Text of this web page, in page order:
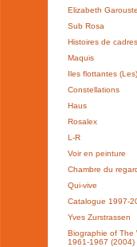
Elizabeth
Sub Rosa
Histoires de cadres
Maquis
Iles flottantes (Les)
Constellations
Haus
Rosalex
L-R
Voir en peinture
Chambre du
Qui-vive
Catalogue 1997-
Yves Zurstrassen
Biographie of The
1961-1967 (2004)